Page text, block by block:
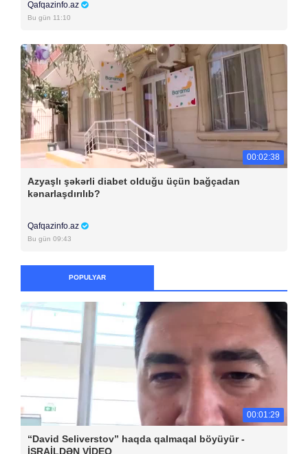
Qafqazinfo.az
Bu gün 11:10
00:02:38
Azyaşlı şəkərli diabet olduğu üçün bağçadan
kənarlaşdırılıb?
Qafqazinfo.az
Bu gün 09:43
POPULYAR
00:01:29
“David Seliverstov” haqda qalmaqal böyüyür -
İSRAİLDƏN VİDEO